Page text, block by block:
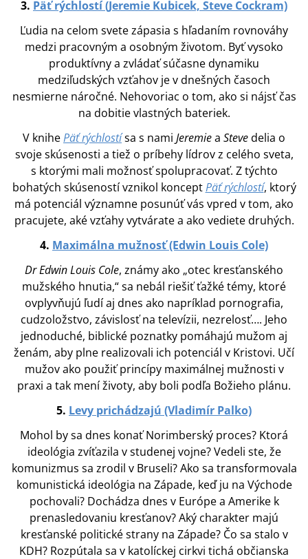
3. Päť rýchlostí (Jeremie Kubicek, Steve Cockram)
Ľudia na celom svete zápasia s hľadaním rovnováhy
medzi pracovným a osobným životom. Byť vysoko
produktívny a zvládať súčasne dynamiku
medziľudských vzťahov je v dnešných časoch
nesmierne náročné. Nehovoriac o tom, ako si nájsť čas
na dobitie vlastných bateriek.
V knihePäť rýchlostísa s nami Jeremiea Stevedelia o
svoje skúsenosti a tiež o príbehy lídrov z celého sveta,
s ktorými mali možnosť spolupracovať. Z týchto
bohatých skúseností vznikol konceptPäť rýchlostí, ktorý
má potenciál významne posunúť vás vpred v tom, ako
pracujete, aké vzťahy vytvárate a ako vediete druhých.
4. Maximálna mužnosť (Edwin Louis Cole)
Dr Edwin Louis Cole, známy ako „otec kresťanského
mužského hnutia,“ sa nebál riešiť ťažké témy, ktoré
ovplyvňujú ľudí aj dnes ako napríklad pornografia,
cudzoložstvo, závislosť na televízii, nezrelosť…. Jeho
jednoduché, biblické poznatky pomáhajú mužom aj
ženám, aby plne realizovali ich potenciál v Kristovi. Učí
mužov ako použiť princípy maximálnej mužnosti v
praxi a tak mení životy, aby boli podľa Božieho plánu.
5. Levy prichádzajú (Vladimír Palko)
Mohol by sa dnes konať Norimberský proces? Ktorá
ideológia zvíťazila v studenej vojne? Vedeli ste, že
komunizmus sa zrodil v Bruseli? Ako sa transformovala
komunistická ideológia na Západe, keď ju na Východe
pochovali? Dochádza dnes v Európe a Amerike k
prenasledovaniu kresťanov? Aký charakter majú
kresťanské politické strany na Západe? Čo sa stalo v
KDH? Rozpútala sa v katolíckej cirkvi tichá občianska